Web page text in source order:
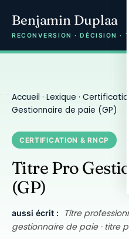
Benjamin Duplaa
RECONVERSION · DÉCISION ·
Accueil · Lexique ·
Gestionnaire de paie (GP)
CERTIFICATION & RNCP
Titre Pro
(GP)
aussi écrit :
Titre
gestionnaire de paie · titre